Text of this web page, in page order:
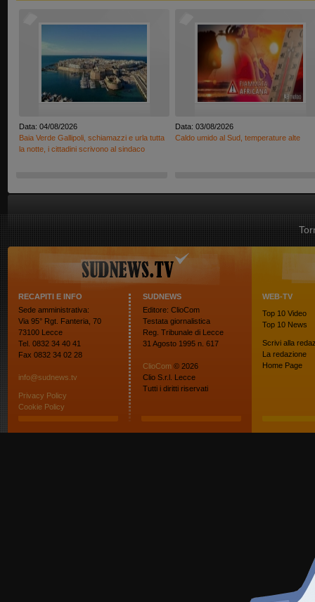
Data: 04/08/2026
Baia Verde Gallipoli, schiamazzi e urla tutta
la notte, i cittadini scrivono al sindaco
Data: 03/08/2026
Caldo umido al Sud, temperature alte
RECAPITI E INFO
Sede amministrativa:
Via 95° Rgt. Fanteria, 70
73100 Lecce
Tel. 0832 34 40 41
Fax 0832 34 02 28
info@sudnews.tv
Privacy Policy
Cookie Policy
SUDNEWS
Editore: ClioCom
Testata giornalistica
Reg. Tribunale di Lecce
31 Agosto 1995 n. 617
ClioCom © 2026
Clio S.r.l. Lecce
Tutti i diritti riservati
WEB-TV
Top 10 Video
Top 10 News
Scrivi alla
La redazione
Home Page